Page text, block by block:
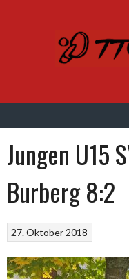
Jungen U15
Burberg 8:2
27. Oktober 2018